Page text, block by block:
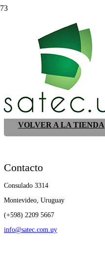
Carrito
Tu carrito está vacío.
VOLVER A LA TIENDA
Contacto
Consulado 3314
Montevideo, Uruguay
(+598) 2209 5667
info@satec.com.uy